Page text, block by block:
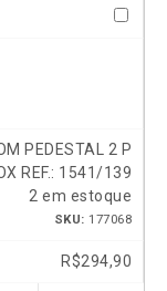
PEDESTAL 2 P
REF.: 1541/139
2 em estoque
SKU: 177068
R$294,90